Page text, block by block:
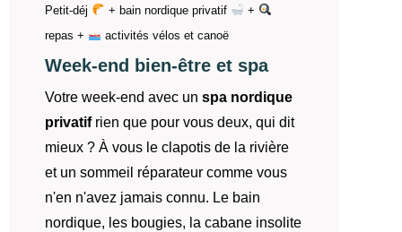
Petit-déj + bain nordique privatif
+
repas +
activités vélos et canoë
Week-end bien-être et spa
Votre week-end avec un spa nordique
privatifrien que pour vous deux, qui dit
mieux ? À vous le clapotis de la rivière
et un sommeil réparateur comme vous
n'en n'avez jamais connu. Le bain
nordique, les bougies, la cabane insolite